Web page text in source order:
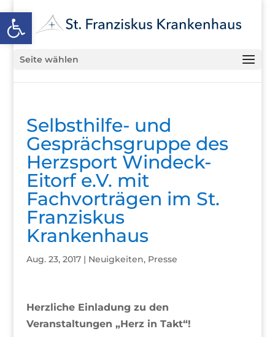
Open toolbar
Seite wählen
Selbsthilfe- und
Gesprächsgruppe des
Herzsport Windeck-
Eitorf e.V. mit
Fachvorträgen im St.
Franziskus
Krankenhaus
Aug. 23, 2017| Neuigkeiten, Presse
Herzliche Einladung zu den
Veranstaltungen „Herz in Takt“!